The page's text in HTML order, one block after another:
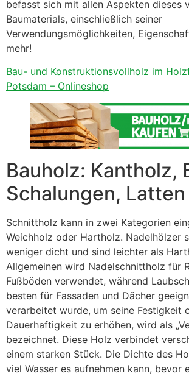
befasst sich mit allen Aspekten dieses
Baumaterials, einschließlich seiner
Verwendungsmöglichkeiten,
mehr!
Bau- und Konstruktionsvollholz im
Potsdam – Onlineshop
Bauholz: Kantholz,
Schalungen, Latten
Schnittholz kann in zwei Kategorien
Weichholz oder Hartholz. Nadelhölzer
weniger dicht und sind leichter als
Allgemeinen wird Nadelschnittholz für
Fußböden verwendet, während
besten für Fassaden und Dächer
verarbeitet wurde, um seine Festigkeit
Dauerhaftigkeit zu erhöhen, wird als
bezeichnet. Diese Holz verbindet
einem starken Stück. Die Dichte des
viel Wasser es aufnehmen kann, bevor